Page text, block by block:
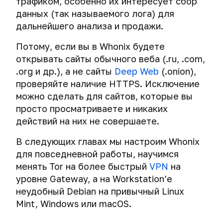
Деанонимизация
пользователей
через
файлы-
приманки
Как
получают
привязанный
к
мобильный
номер
Деанонимизация
владельцев
мессенджеров
через
протокол
для
VPN.
Сравнение
OpenVPN,
PPTP,
L2TP/IPsec
и
IPsec
Выбираем
VPN:
TLS
authentication,
порт
соединения
и
сессионный
СМС
данных
на
жестких
дисках
Экстренное
уничтожение
компьютера.
Как
хакеры
обманывают
криминалистов.
Экстренное
уничтожение
мобильного
телефона
и
планшета
данных (так называемого лога) для
дальнейшего анализа и продажи.
Потому, если вы в Whonix будете
открывать сайты обычного веба (.ru, .com,
.org и др.), а не сайты Deep Web (.onion),
проверяйте наличие HTTPS. Исключение
можно сделать для сайтов, которые вы
просто просматриваете и никаких
действий на них не совершаете.
В следующих главах мы настроим Whonix
для повседневной работы, научимся
менять Tor на более быстрый VPN на
уровне Gateway, а на Workstation’е
неудобный Debian на привычный Linux
Mint, Windows или macOS.